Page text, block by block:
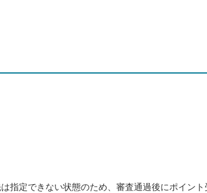
指定できない状態のため、審査通過後にポイント